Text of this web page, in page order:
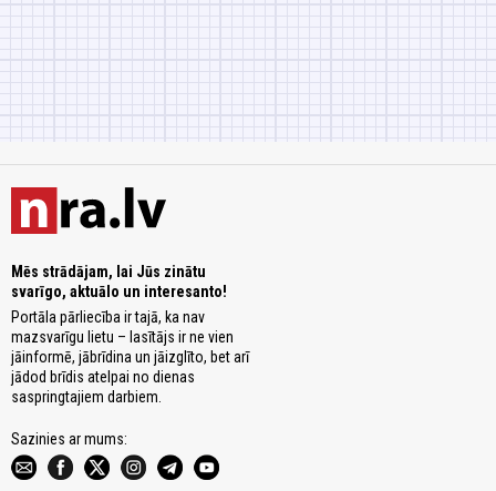
Mēs strādājam, lai Jūs zinātu
svarīgo, aktuālo un interesanto!
Portāla pārliecība ir tajā, ka nav
mazsvarīgu lietu – lasītājs ir ne vien
jāinformē, jābrīdina un jāizglīto, bet arī
jādod brīdis atelpai no dienas
saspringtajiem darbiem.
Sazinies ar mums: